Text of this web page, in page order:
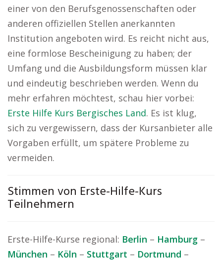
einer von den Berufsgenossenschaften oder
anderen offiziellen Stellen anerkannten
Institution angeboten wird. Es reicht nicht aus,
eine formlose Bescheinigung zu haben; der
Umfang und die Ausbildungsform müssen klar
und eindeutig beschrieben werden. Wenn du
mehr erfahren möchtest, schau hier vorbei:
Erste Hilfe Kurs Bergisches Land. Es ist klug,
sich zu vergewissern, dass der Kursanbieter alle
Vorgaben erfüllt, um spätere Probleme zu
vermeiden.
Stimmen von Erste-Hilfe-Kurs
Teilnehmern
Erste-Hilfe-Kurse regional: Berlin – Hamburg –
München – Köln – Stuttgart – Dortmund –